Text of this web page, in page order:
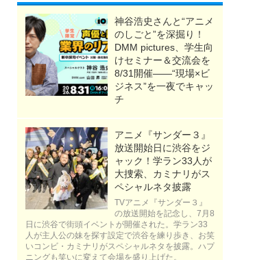
神谷浩史さんと“アニメ
のしごと”を深掘り！
DMM pictures、学生向
けセミナー＆交流会を
8/31開催――“現場×ビ
ジネス”を一夜でキャッ
チ
アニメ『サンダー３』
放送開始日に渋谷をジ
ャック！学ラン33人が
大捜索、カミナリがス
ペシャルネタ披露
TVアニメ『サンダー３』
の放送開始を記念し、7月8
日に渋谷で街頭イベントが開催された。学ラン33
人が主人公の妹を探す設定で渋谷を練り歩き、お笑
いコンビ・カミナリがスペシャルネタを披露。ハプ
ニングも笑いに変えて会場を盛り上げた。